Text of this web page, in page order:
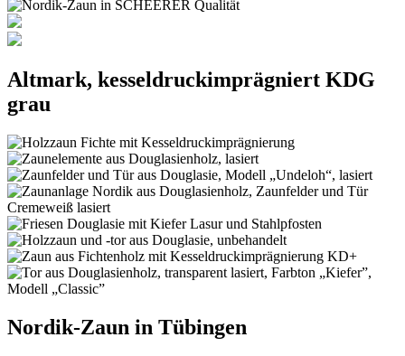
Altmark, kesseldruckimprägniert KDG
grau
Nordik-Zaun in Tübingen